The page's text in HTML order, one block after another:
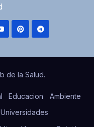
de la Salud.
Educacion
Ambiente
Universidades